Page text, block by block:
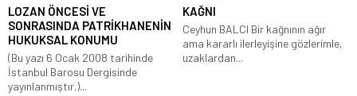
LOZAN ÖNCESİ VE
SONRASINDA PATRİKHANENİN
HUKUKSAL KONUMU
(Bu yazı 6 Ocak 2008 tarihinde
İstanbul Barosu Dergisinde
yayınlanmıştır.)...
KAĞNI
Ceyhun BALCI Bir kağnının ağır
ama kararlı ilerleyişine gözlerimle,
uzaklardan...